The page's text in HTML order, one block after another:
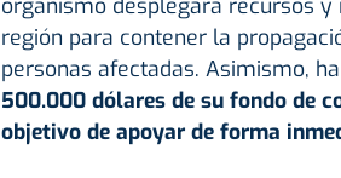
organismo desplegará recursos
región para contener la
personas afectadas. Asimismo,
500.000 dólares de su fondo de
objetivo de apoyar de forma